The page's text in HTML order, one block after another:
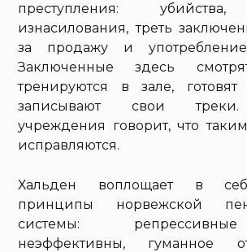
преступления: убийства,
изнасилования, треть
за продажу и употребление
Заключенные здесь
тренируются в зале,
записывают свои треки.
учреждения говорит, что
исправляются.
Хальден воплощает в
принципы норвежской
системы:
неэффективны, гуманное